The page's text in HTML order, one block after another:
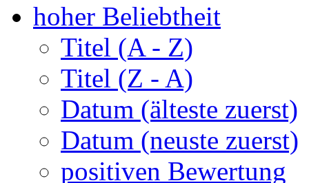
hoher Beliebtheit
Titel (A - Z)
Titel (Z - A)
Datum (älteste zuerst)
Datum (neuste zuerst)
positiven Bewertung